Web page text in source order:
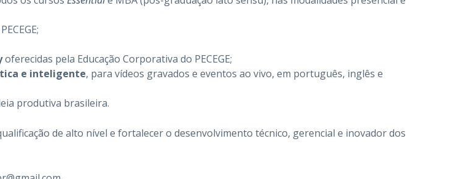
oferecidas pela Educação Corporativa do PECEGE;
e inteligente, para vídeos gravados e eventos ao vivo, em português, inglês e
produtiva brasileira.
de alto nível e fortalecer o desenvolvimento técnico, gerencial e inovador dos